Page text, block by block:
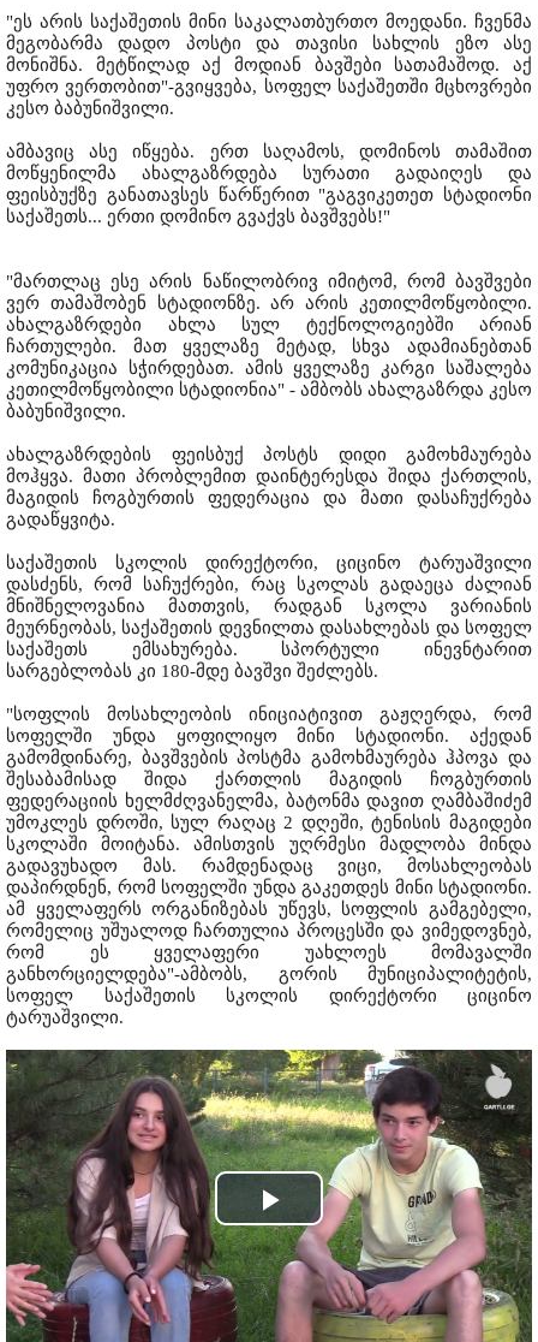
"ეს არის საქაშეთის მინი საკალათბურთო მოედანი. ჩვენმა
მეგობარმა დადო პოსტი და თავისი სახლის ეზო ასე
მონიშნა. მეტწილად აქ მოდიან ბავშები სათამაშოდ. აქ
უფრო ვერთობით"-გვიყვება, სოფელ საქაშეთში მცხოვრები
კესო ბაბუნიშვილი.
ამბავიც ასე იწყება. ერთ საღამოს, დომინოს თამაშით
მოწყენილმა ახალგაზრდება სურათი გადაიღეს და
ფეისბუქზე განათავსეს წარწერით "გაგვიკეთეთ სტადიონი
საქაშეთს... ერთი დომინო გვაქვს ბავშვებს!"
"მართლაც ესე არის ნაწილობრივ იმიტომ, რომ ბავშვები
ვერ თამაშობენ სტადიონზე. არ არის კეთილმოწყობილი.
ახალგაზრდები ახლა სულ ტექნოლოგიებში არიან
ჩართულები. მათ ყველაზე მეტად, სხვა ადამიანებთან
კომუნიკაცია სჭირდებათ. ამის ყველაზე კარგი საშალება
კეთილმოწყობილი სტადიონია" - ამბობს ახალგაზრდა კესო
ბაბუნიშვილი.
ახალგაზრდების ფეისბუქ პოსტს დიდი გამოხმაურება
მოჰყვა. მათი პრობლემით დაინტერესდა შიდა ქართლის,
მაგიდის ჩოგბურთის ფედერაცია და მათი დასაჩუქრება
გადაწყვიტა.
საქაშეთის სკოლის დირექტორი, ციცინო ტარუაშვილი
დასძენს, რომ საჩუქრები, რაც სკოლას გადაეცა ძალიან
მნიშნელოვანია მათთვის, რადგან სკოლა ვარიანის
მეურნეობას, საქაშეთის დევნილთა დასახლებას და სოფელ
საქაშეთს ემსახურება. სპორტული ინევნტარით
სარგებლობას კი 180-მდე ბავშვი შეძლებს.
"სოფლის მოსახლეობის ინიციატივით გაჟღერდა, რომ
სოფელში უნდა ყოფილიყო მინი სტადიონი. აქედან
გამომდინარე, ბავშვების პოსტმა გამოხმაურება ჰპოვა და
შესაბამისად შიდა ქართლის მაგიდის ჩოგბურთის
ფედერაციის ხელმძღვანელმა, ბატონმა დავით ღამბაშიძემ
უმოკლეს დროში, სულ რაღაც 2 დღეში, ტენისის მაგიდები
სკოლაში მოიტანა. ამისთვის უღრმესი მადლობა მინდა
გადავუხადო მას. რამდენადაც ვიცი, მოსახლეობას
დაპირდნენ, რომ სოფელში უნდა გაკეთდეს მინი სტადიონი.
ამ ყველაფერს ორგანიზებას უწევს, სოფლის გამგებელი,
რომელიც უშუალოდ ჩართულია პროცესში და ვიმედოვნებ,
რომ ეს ყველაფერი უახლოეს მომავალში
განხორციელდება"-ამბობს, გორის მუნიციპალიტეტის,
სოფელ საქაშეთის სკოლის დირექტორი ციცინო
ტარუაშვილი.
Play
Video